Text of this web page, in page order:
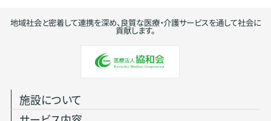
地域社会と密着して連携を深め、良質な医療・介護サービスを通して社会に
貢献します。
施設について